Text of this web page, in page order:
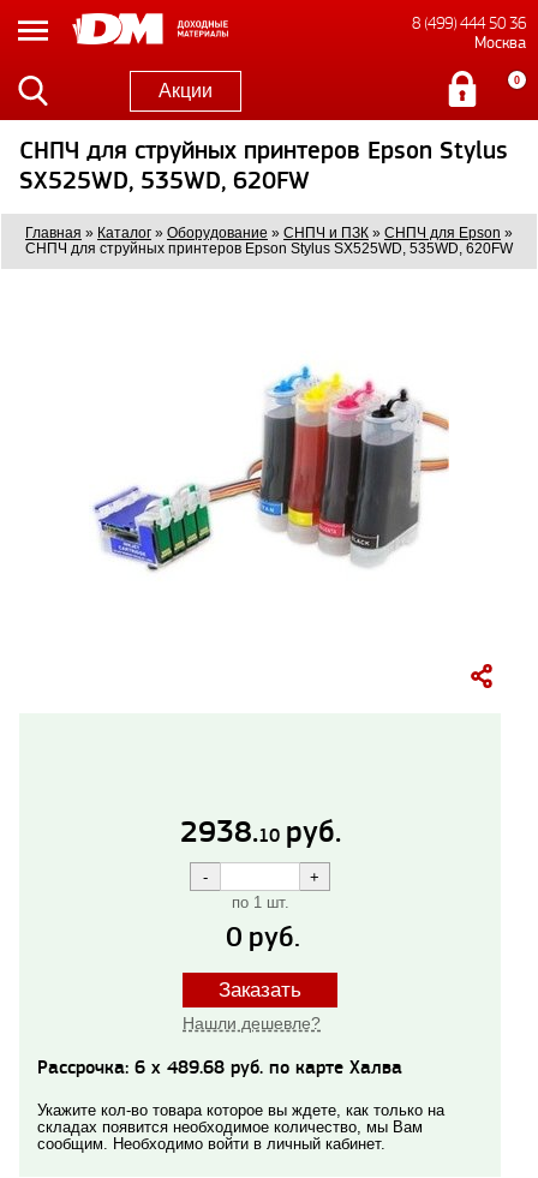
8 (499) 444 50 36
Москва
Акции 0
СНПЧ для струйных принтеров Epson Stylus
SX525WD, 535WD, 620FW
Главная » Каталог » Оборудование » СНПЧ и ПЗК » СНПЧ для Epson »
СНПЧ для струйных принтеров Epson Stylus SX525WD, 535WD, 620FW
2938.10 руб.
по 1 шт.
0 руб.
Заказать
Нашли дешевле?
Рассрочка: 6 x 489.68 руб. по карте Халва
Укажите кол-во товара которое вы ждете, как только на
складах появится необходимое количество, мы Вам
сообщим. Необходимо войти в личный кабинет.